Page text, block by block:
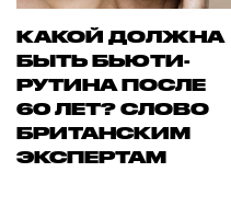
КАКОЙ ДОЛЖНА
БЫТЬ БЬЮТИ-
РУТИНА ПОСЛЕ
60 ЛЕТ? СЛОВО
БРИТАНСКИМ
ЭКСПЕРТАМ